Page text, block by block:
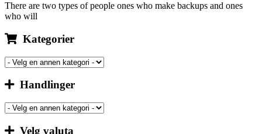
There are two types of people ones who make backups and ones
who will
Kategorier
Handlinger
Velg valuta